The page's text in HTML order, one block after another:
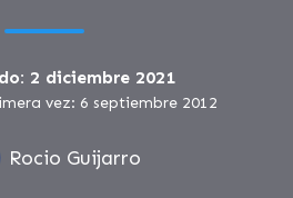
2 diciembre 2021
vez: 6 septiembre 2012
Rocio Guijarro